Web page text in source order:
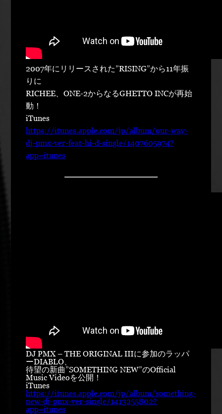
2007年にリリースされた”RISING”から11年振
りに
RICHEE、ONE-2からなるGHETTO INCが再始
動！
iTunes
https://itunes.apple.com/jp/album/our-way-
dj-pmx-ver-feat-hi-d-single/1407605974?
app=itunes
DJ PMX – THE ORIGINAL Ⅲに参加のラッパ
ーDIABLO、
待望の新曲”SOMETHING NEW”のOfficial
Music Videoを公開！
iTunes
https://itunes.apple.com/jp/album/something-
new-dj-pmx-ver-single/1413255802?
app=itunes